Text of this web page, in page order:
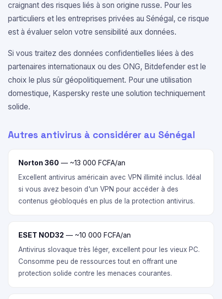
craignant des risques liés à son origine russe. Pour les
particuliers et les entreprises privées au Sénégal, ce risque
est à évaluer selon votre sensibilité aux données.
Si vous traitez des données confidentielles liées à des
partenaires internationaux ou des ONG, Bitdefender est le
choix le plus sûr géopolitiquement. Pour une utilisation
domestique, Kaspersky reste une solution techniquement
solide.
Autres antivirus à considérer au Sénégal
Norton 360 — ~13 000 FCFA/an
Excellent antivirus américain avec VPN illimité inclus. Idéal
si vous avez besoin d'un VPN pour accéder à des
contenus géobloqués en plus de la protection antivirus.
ESET NOD32 — ~10 000 FCFA/an
Antivirus slovaque très léger, excellent pour les vieux PC.
Consomme peu de ressources tout en offrant une
protection solide contre les menaces courantes.